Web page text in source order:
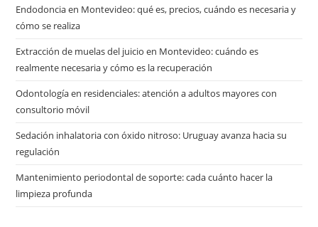
Endodoncia en Montevideo: qué es, precios, cuándo es necesaria y
cómo se realiza
Extracción de muelas del juicio en Montevideo: cuándo es
realmente necesaria y cómo es la recuperación
Odontología en residenciales: atención a adultos mayores con
consultorio móvil
Sedación inhalatoria con óxido nitroso: Uruguay avanza hacia su
regulación
Mantenimiento periodontal de soporte: cada cuánto hacer la
limpieza profunda